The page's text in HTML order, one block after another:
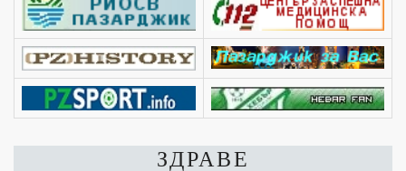
ЗДРАВЕ